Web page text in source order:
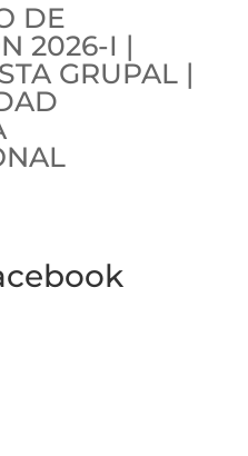
DE
2026-I |
GRUPAL |